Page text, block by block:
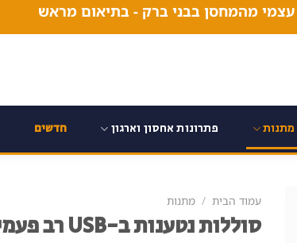
עצמי מהמחסן בבני ברק - בתיאום מראש
מתנות פתרונות אחסון וארגון חדשים
עמוד הבית / מתנות
סוללות נטענות ב-USB רב פעמיות AA